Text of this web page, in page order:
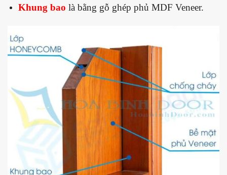
Khung bao là bằng gỗ ghép phủ MDF Veneer.